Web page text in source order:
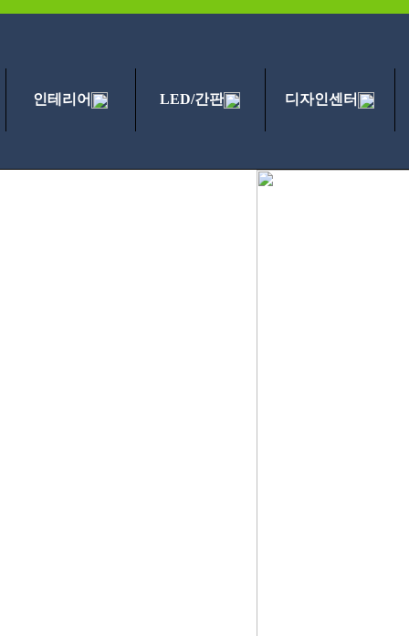
인테리어 LED/간판 디자인센터